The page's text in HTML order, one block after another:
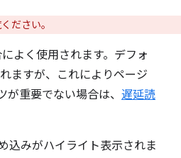
ださい。
よく使用されます。デフォ
ますが、これによりページ
重要でない場合は、 遅延読
込みがハイライト表示されま